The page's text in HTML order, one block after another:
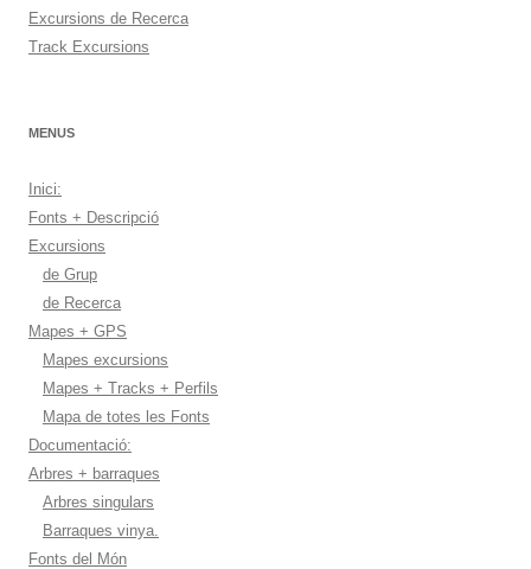
Excursions de Recerca
Track Excursions
MENUS
Inici:
Fonts + Descripció
Excursions
de Grup
de Recerca
Mapes + GPS
Mapes excursions
Mapes + Tracks + Perfils
Mapa de totes les Fonts
Documentació:
Arbres + barraques
Arbres singulars
Barraques vinya.
Fonts del Món